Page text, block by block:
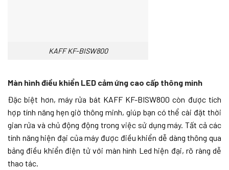
KAFF KF-BISW800
Màn hình điều khiển LED cảm ứng cao cấp thông minh
Đặc biệt hơn, máy rửa bát KAFF KF-BISW800 còn được tích
hợp tính năng hẹn giờ thông minh, giúp bạn có thể cài đặt thời
gian rửa và chủ động động trong việc sử dụng máy. Tất cả các
tính năng hiện đại của máy được điều khiển dễ dàng thông qua
bảng điều khiển điện tử với màn hình Led hiện đại, rõ ràng dễ
thao tác.